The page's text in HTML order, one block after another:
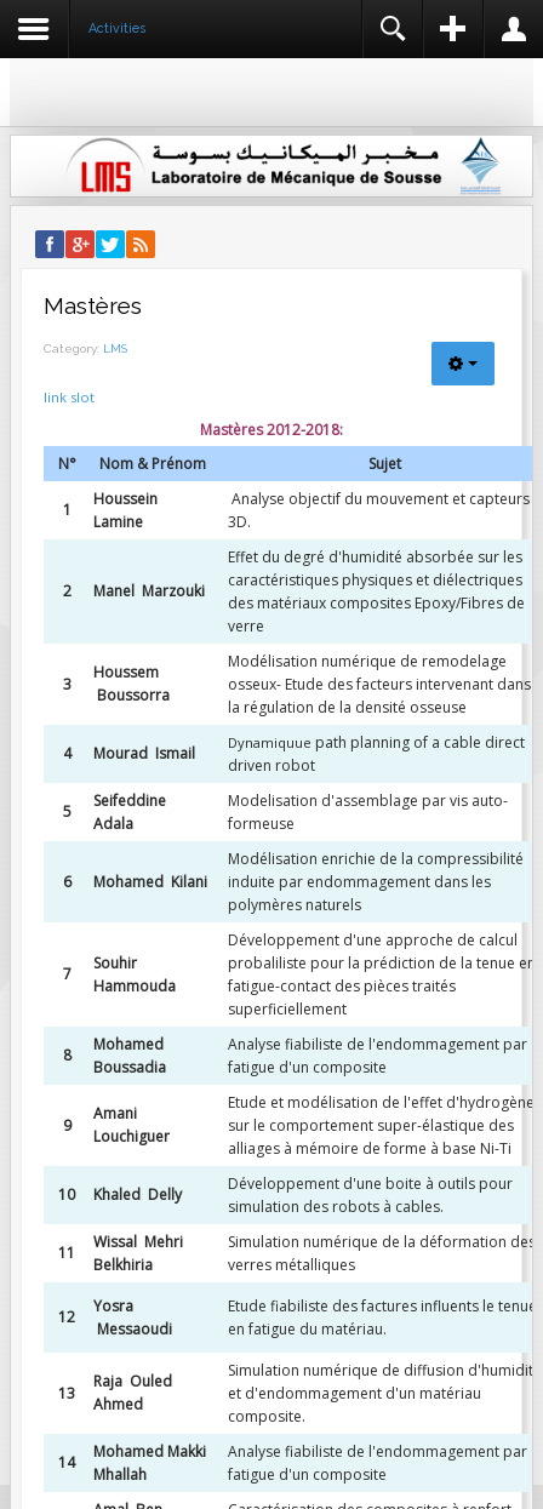
Activities
PASSWORD
USERNAME *
CONFIRM PASSWORD *
FIELDS MARKED WITH AN ASTERISK (*)
ARE REQUIRED.
REGISTER
Mastères
Category: LMS
link slot
Mastères 2012-2018:
N°
Nom & Prénom Sujet
1
Houssein
Lamine
Analyse objectif du mouvement et capteurs
3D.
2 Manel Marzouki
Effet du degré d'humidité absorbée sur les
caractéristiques physiques et diélectriques
des matériaux composites Epoxy/Fibres de
verre
3
Houssem
Boussorra
Modélisation numérique de remodelage
osseux- Etude des facteurs intervenant dans
la régulation de la densité osseuse
4 Mourad Ismail
Dynamiquue path planning of a cable direct
driven robot
5
Seifeddine
Adala
Modelisation d'assemblage par vis auto-
formeuse
6 Mohamed Kilani
Modélisation enrichie de la compressibilité
induite par endommagement dans les
polymères naturels
7
Souhir
Hammouda
Développement d'une approche de calcul
probaliliste pour la prédiction de la tenue en
fatigue-contact des pièces traités
superficiellement
8
Mohamed
Boussadia
Analyse fiabiliste de l'endommagement par
fatigue d'un composite
9
Amani
Louchiguer
Etude et modélisation de l'effet d'hydrogène
sur le comportement super-élastique des
alliages à mémoire de forme à base Ni-Ti
10 Khaled Delly
Développement d'une boite à outils pour
simulation des robots à cables.
11
Wissal Mehri
Belkhiria
Simulation numérique de la déformation des
verres métalliques
12
Yosra
Messaoudi
Etude fiabiliste des factures influents le tenue
en fatigue du matériau.
13
Raja Ouled
Ahmed
Simulation numérique de diffusion d'humidité
et d'endommagement d'un matériau
composite.
14
Mohamed Makki
Mhallah
Analyse fiabiliste de l'endommagement par
fatigue d'un composite